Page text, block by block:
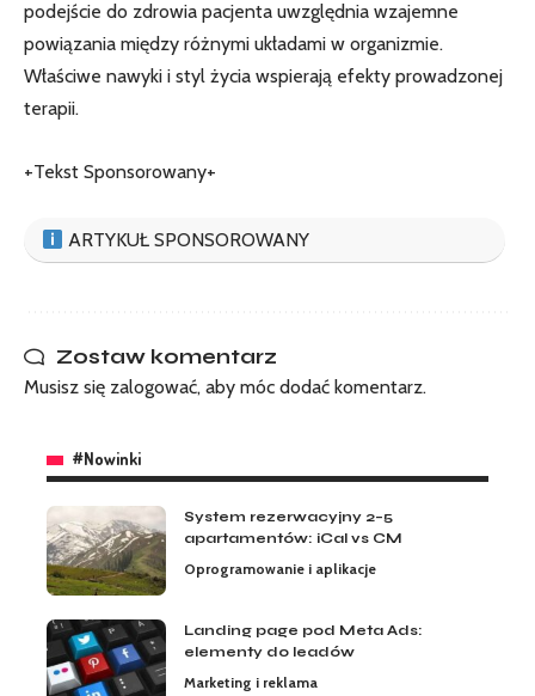
podejście do zdrowia pacjenta uwzględnia wzajemne
powiązania między różnymi układami w organizmie.
Właściwe nawyki i styl życia wspierają efekty prowadzonej
terapii.
+Tekst Sponsorowany+
ARTYKUŁ SPONSOROWANY
Zostaw komentarz
Musisz się zalogować, aby móc dodać komentarz.
#Nowinki
System rezerwacyjny 2–5
apartamentów: iCal vs CM
Oprogramowanie i aplikacje
Landing page pod Meta Ads:
elementy do leadów
Marketing i reklama